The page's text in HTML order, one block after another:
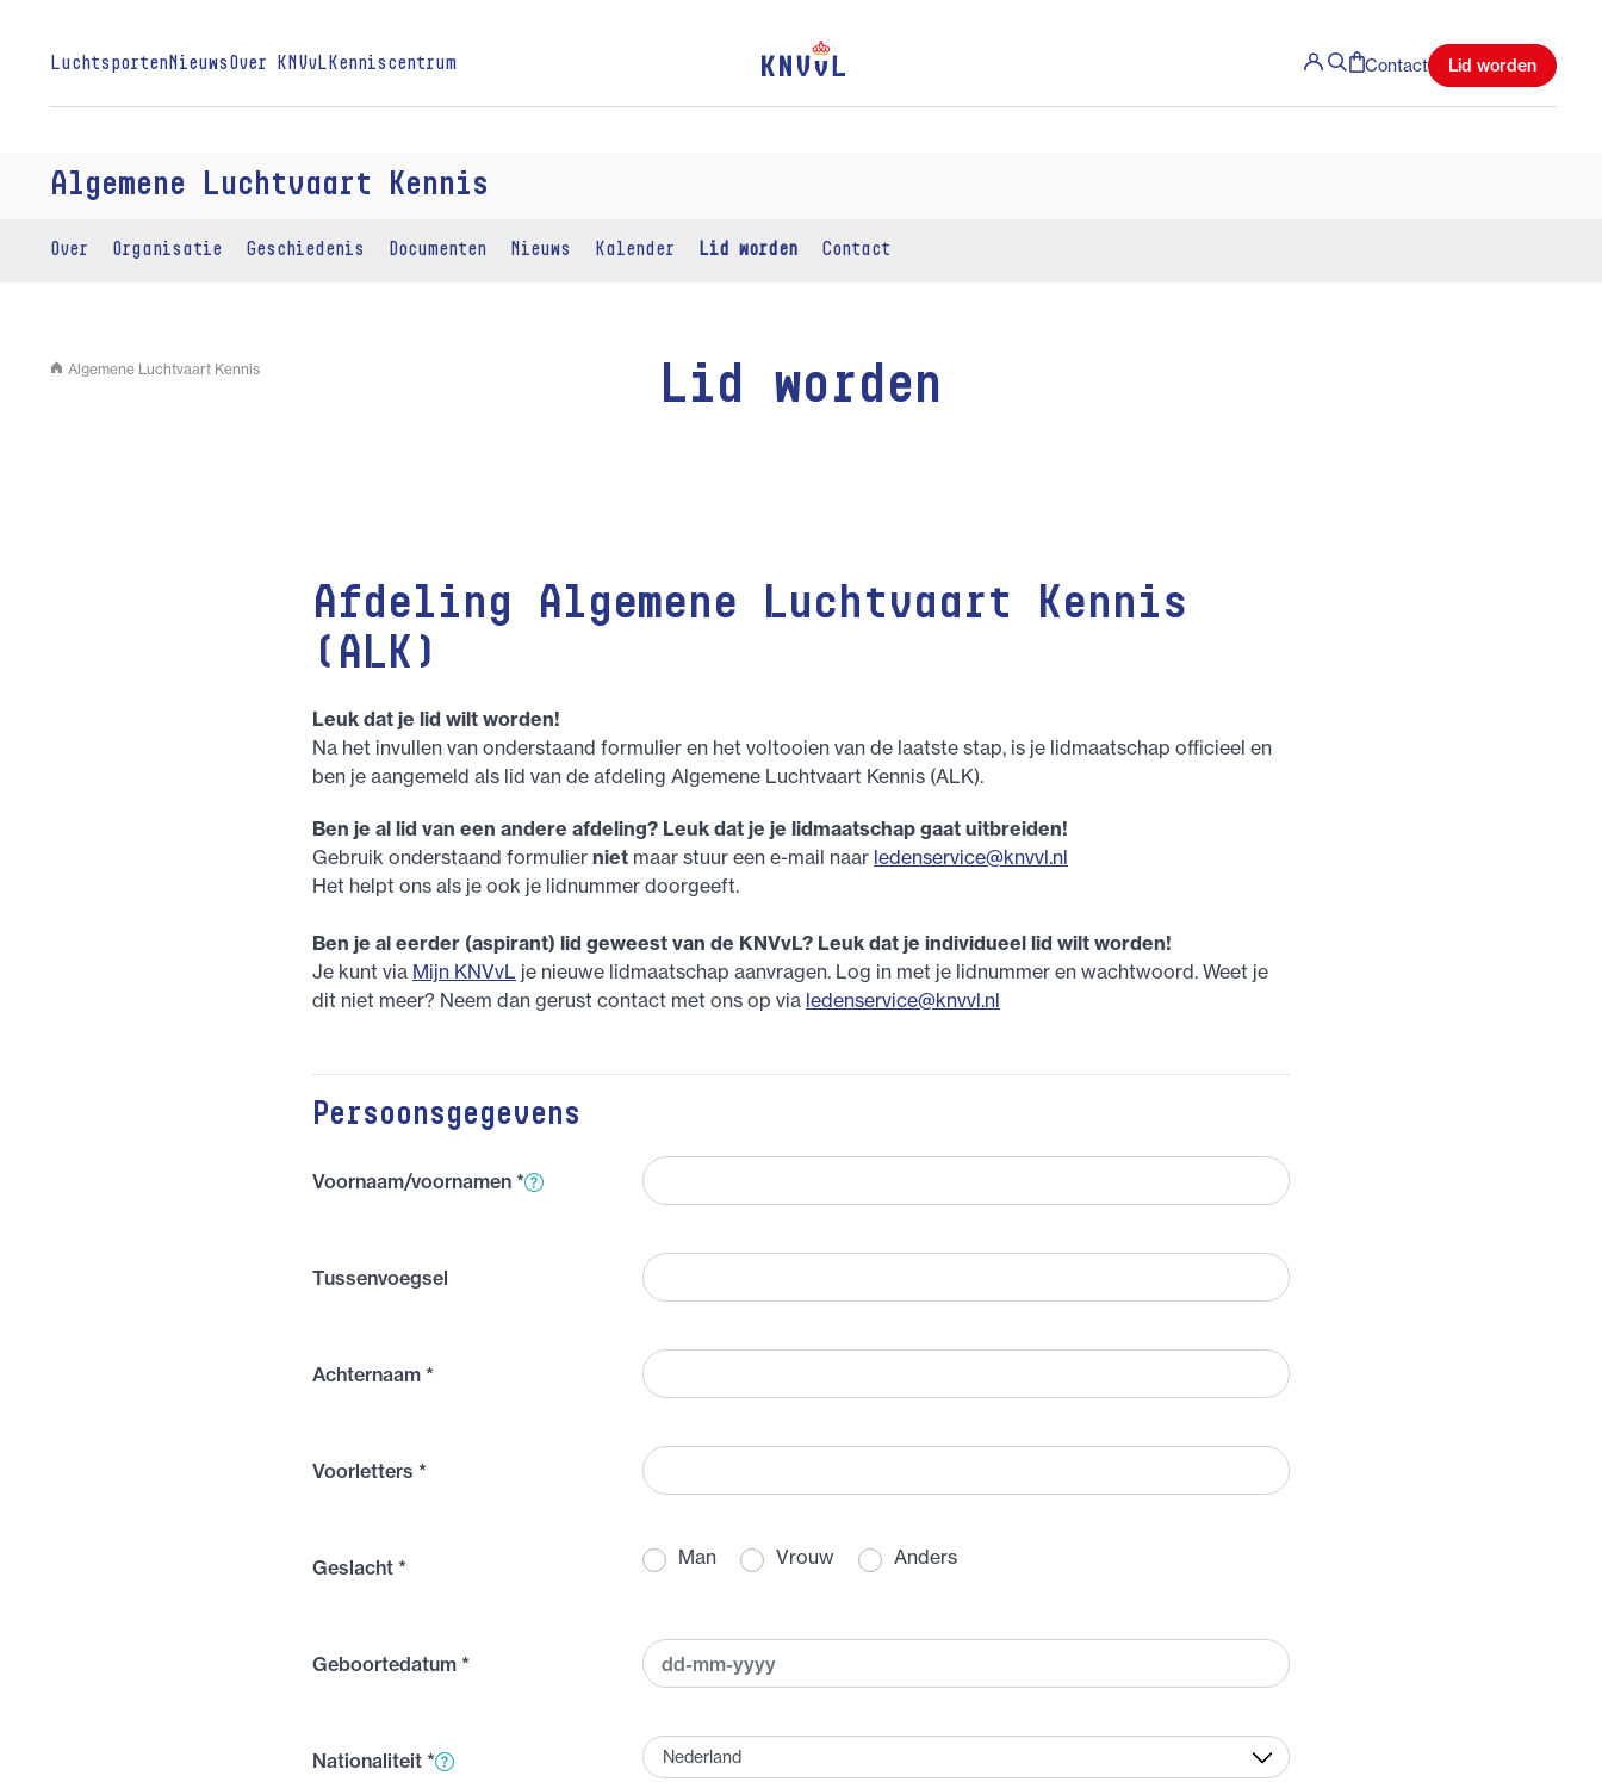
Luchtsporten Nieuws Over KNVvL Kenniscentrum Contact Lid worden
Algemene Luchtvaart Kennis
Over Organisatie Geschiedenis Documenten Nieuws Kalender Lid worden Contact
Algemene Luchtvaart Kennis Lid worden
Afdeling Algemene Luchtvaart Kennis
(ALK)
Leuk dat je lid wilt worden!
Na het invullen van onderstaand formulier en het voltooien van de laatste stap, is je lidmaatschap officieel en
ben je aangemeld als lid van de afdeling Algemene Luchtvaart Kennis (ALK).
Ben je al lid van een andere afdeling? Leuk dat je je lidmaatschap gaat uitbreiden!
Gebruik onderstaand formulier niet maar stuur een e-mail naar ledenservice@knvvl.nl
Het helpt ons als je ook je lidnummer doorgeeft.
Ben je al eerder (aspirant) lid geweest van de KNVvL? Leuk dat je individueel lid wilt worden!
Je kunt via Mijn KNVvL je nieuwe lidmaatschap aanvragen. Log in met je lidnummer en wachtwoord. Weet je
dit niet meer? Neem dan gerust contact met ons op via ledenservice@knvvl.nl
Persoonsgegevens
Voornaam/voornamen *
Tussenvoegsel
Achternaam *
Voorletters *
Geslacht * Man Vrouw Anders
Geboortedatum *
Nationaliteit *